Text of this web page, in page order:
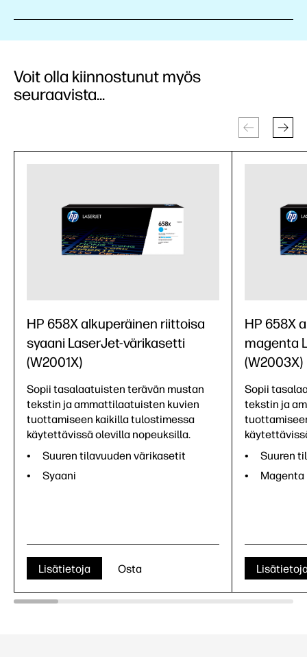
Voit olla kiinnostunut myös
seuraavista...
HP 658X alkuperäinen riittoisa
syaani LaserJet-värikasetti
(W2001X)
Sopii tasalaatuisten terävän mustan
tekstin ja ammattilaatuisten kuvien
tuottamiseen kaikilla tulostimessa
käytettävissä olevilla nopeuksilla.
Suuren tilavuuden värikasetit
Syaani
Lisätietoja Osta
HP 658X
magenta
(W2003X)
Sopii
tekstin ja
Suuren
Magenta